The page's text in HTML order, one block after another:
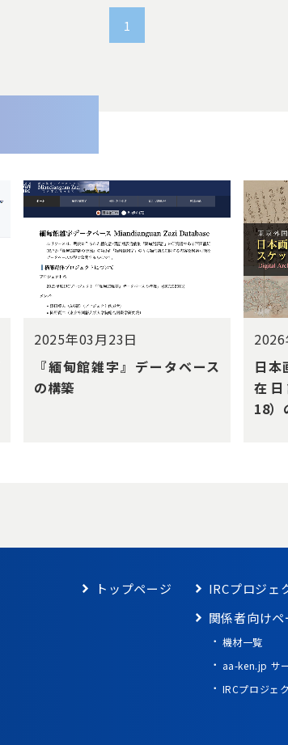
1
2025年03月23日
『緬甸館雑字』データベース
の構築
⽇本
在
18）
トップページ
IRCプロジェ
関係者向けペ
機材一覧
aa-ken.jp サ
IRCプロジェ